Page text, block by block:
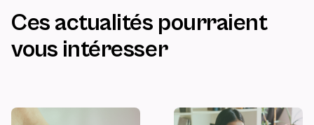
Ces actualités pourraient
vous intéresser